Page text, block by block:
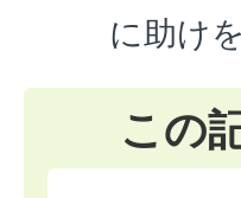
に助け
この